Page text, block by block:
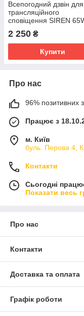
Всепогодний дзвін для
трансляційного
сповіщення SIREN
2 250 ₴
Купити
Про нас
96% позитивних з
Працює з
м. Київ
буль. Перова 4,
Контакти
Сьогодні
Показати весь
Про нас
Контакти
Доставка та оплата
Графік роботи